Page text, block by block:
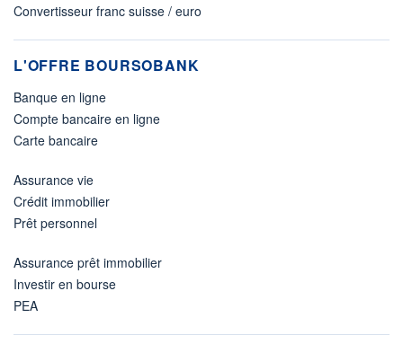
Convertisseur franc suisse / euro
L'OFFRE BOURSOBANK
Banque en ligne
Compte bancaire en ligne
Carte bancaire
Assurance vie
Crédit immobilier
Prêt personnel
Assurance prêt immobilier
Investir en bourse
PEA